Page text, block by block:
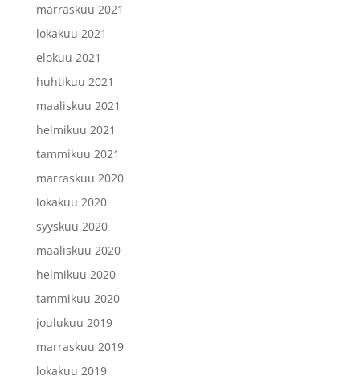
marraskuu 2021
lokakuu 2021
elokuu 2021
huhtikuu 2021
maaliskuu 2021
helmikuu 2021
tammikuu 2021
marraskuu 2020
lokakuu 2020
syyskuu 2020
maaliskuu 2020
helmikuu 2020
tammikuu 2020
joulukuu 2019
marraskuu 2019
lokakuu 2019